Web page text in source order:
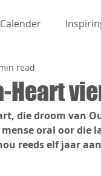
Calender
Juweelstories
Heart
read
die droom van
oral oor die
reeds elf jaar